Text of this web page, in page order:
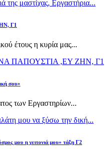
της μαστίχας, Εργαστήρια...
Γ1
έτους η κυρία μας...
ΠΑΠΟΥΣΤΙΑ ,ΕΥ ΖΗΝ, Γ1
σου»
των Εργαστηρίων...
μου να ξύσω την δική...
μου η γειτονιά μου» τάξη Γ2